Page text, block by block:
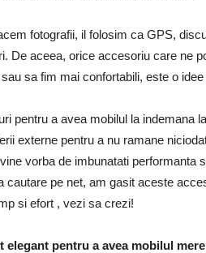
fotografii, il folosim ca GPS,
De aceea, orice accesoriu care ne
sa fim mai confortabili, este o idee
pentru a avea mobilul la indemana
externe pentru a nu ramane
vorba de imbunatati performanta
cautare pe net, am gasit aceste
si efort , vezi sa crezi!
elegant pentru a avea mobilul